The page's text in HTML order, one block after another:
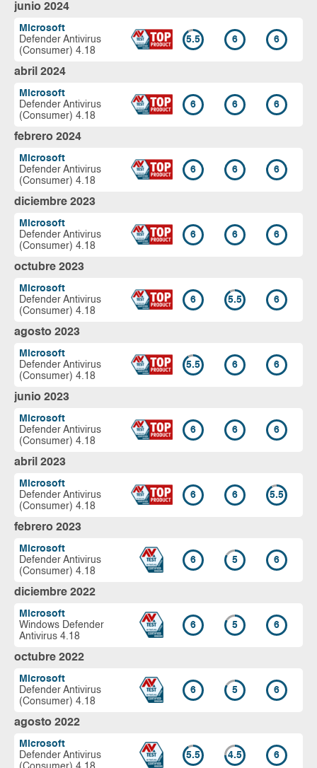
junio 2024
Microsoft
Defender Antivirus
(Consumer) 4.18
5.5 6 6
abril 2024
Microsoft
Defender Antivirus
(Consumer) 4.18
6 6 6
febrero 2024
Microsoft
Defender Antivirus
(Consumer) 4.18
6 6 6
diciembre 2023
Microsoft
Defender Antivirus
(Consumer) 4.18
6 6 6
octubre 2023
Microsoft
Defender Antivirus
(Consumer) 4.18
6 5.5 6
agosto 2023
Microsoft
Defender Antivirus
(Consumer) 4.18
5.5 6 6
junio 2023
Microsoft
Defender Antivirus
(Consumer) 4.18
6 6 6
abril 2023
Microsoft
Defender Antivirus
(Consumer) 4.18
6 6 5.5
febrero 2023
Microsoft
Defender Antivirus
(Consumer) 4.18
6 5 6
diciembre 2022
Microsoft
Windows Defender
Antivirus 4.18
6 5 6
octubre 2022
Microsoft
Defender Antivirus
(Consumer) 4.18
6 5 6
agosto 2022
Microsoft
Defender Antivirus
5.5 4.5 6